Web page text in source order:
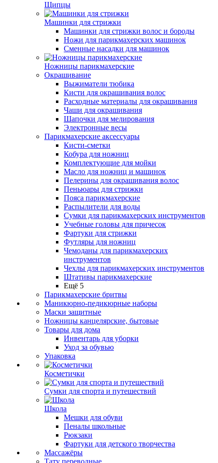
Щипцы
Машинки для стрижки
Машинки для стрижки волос и бороды
Ножи для парикмахерских машинок
Сменные насадки для машинок
Ножницы парикмахерские
Окрашивание
Выжиматели тюбика
Кисти для окрашивания волос
Расходные материалы для окрашивания
Чаши для окрашивания
Шапочки для мелирования
Электронные весы
Парикмахерские аксессуары
Кисти-сметки
Кобура для ножниц
Комплектующие для мойки
Масло для ножниц и машинок
Пелерины для окрашивания волос
Пеньюары для стрижки
Пояса парикмахерские
Распылители для воды
Сумки для парикмахерских инструментов
Учебные головы для причесок
Фартуки для стрижки
Футляры для ножниц
Чемоданы для парикмахерских
инструментов
Чехлы для парикмахерских инструментов
Штативы парикмахерские
Ещё 5
Парикмахерские бритвы
Маникюрно-педикюрные наборы
Маски защитные
Ножницы канцелярские, бытовые
Товары для дома
Инвентарь для уборки
Уход за обувью
Упаковка
Косметички
Сумки для спорта и путешествий
Школа
Мешки для обуви
Пеналы школьные
Рюкзаки
Фартуки для детского творчества
Массажёры
Тату переводные